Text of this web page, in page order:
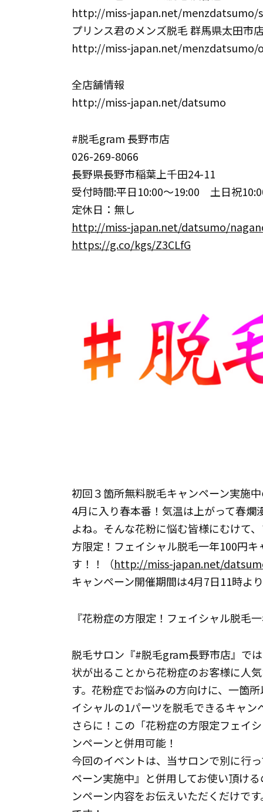
http://miss-japan.net/menzdatsumo/
プリンス君のメンズ脱毛 群馬県太田市
http://miss-japan.net/menzdatsumo/
全店舗情報
http://miss-japan.net/datsumo
#脱毛gram 長野市店
026-269-8066
長野県長野市稲葉上千田24-11
受付時間:平日10:00～19:00 土日祝
定休日：無し
http://miss-japan.net/datsumo/
https://g.co/kgs/Z3CLfG
初回３箇所無料脱毛キャンペーン実施
4月に入り春本番！気温は上がって春
よね。そんな花粉に悩む皆様にむけて
方限定！フェイシャル脱毛一年100円
す！！（http://miss-japan.net/
キャンペーン開催期間は4月7日11時よ
『花粉症の方限定！フェイシャル脱毛
脱毛サロン『#脱毛gram長野市店』で
状が出ることから花粉症のお客様に人
す。花粉症でお悩みの方向けに、一箇
イシャルの1パーツを脱毛できるキャン
さらに！この「花粉症の方限定フェイ
ンペーンと併用可能！
今回のイベントは、当サロンで別に行
ペーン実施中』と併用してお使い頂け
ンペーン内容をお伝えいただくだけで